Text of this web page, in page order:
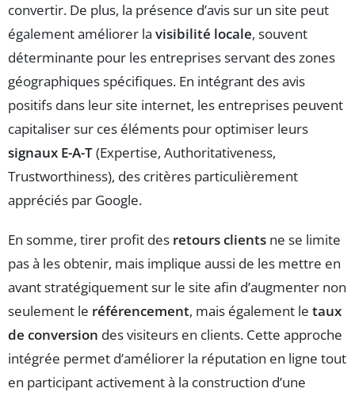
convertir. De plus, la présence d’avis sur un site peut
également améliorer la visibilité locale, souvent
déterminante pour les entreprises servant des zones
géographiques spécifiques. En intégrant des avis
positifs dans leur site internet, les entreprises peuvent
capitaliser sur ces éléments pour optimiser leurs
signaux E-A-T(Expertise, Authoritativeness,
Trustworthiness), des critères particulièrement
appréciés par Google.
En somme, tirer profit des retours clients ne se limite
pas à les obtenir, mais implique aussi de les mettre en
avant stratégiquement sur le site afin d’augmenter non
seulement le référencement, mais également le taux
de conversion des visiteurs en clients. Cette approche
intégrée permet d’améliorer la réputation en ligne tout
en participant activement à la construction d’une